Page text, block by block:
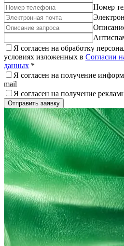
Номер
Я согласен на обработку
условиях изложенных в Согласии
данных *
Я согласен на получение
mail
Я согласен на получение
Отправить заявку